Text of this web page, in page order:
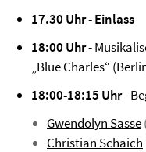
17.30 Uhr - Einlass
18:00 Uhr-
„Blue Charles“
18:00-18:15 Uhr-
Gwendolyn Sasse
Christian Schaich